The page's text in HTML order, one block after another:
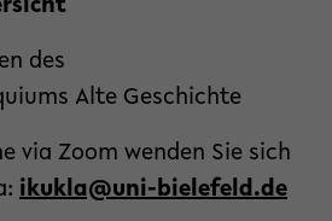
des
Alte Geschichte
via Zoom wenden Sie sich
ikukla@uni-bielefeld.de